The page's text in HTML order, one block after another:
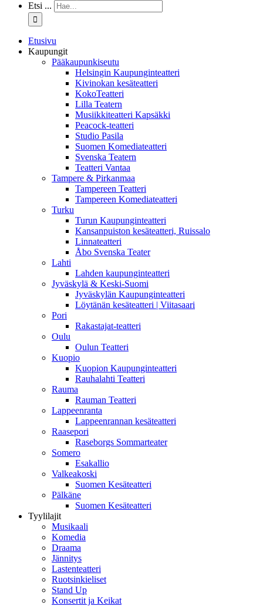
Etsi ...
Etusivu
Kaupungit
Pääkaupunkiseutu
Helsingin Kaupunginteatteri
Kivinokan kesäteatteri
KokoTeatteri
Lilla Teatern
Musiikkiteatteri Kapsäkki
Peacock-teatteri
Studio Pasila
Suomen Komediateatteri
Svenska Teatern
Teatteri Vantaa
Tampere & Pirkanmaa
Tampereen Teatteri
Tampereen Komediateatteri
Turku
Turun Kaupunginteatteri
Kansanpuiston kesäteatteri, Ruissalo
Linnateatteri
Åbo Svenska Teater
Lahti
Lahden kaupunginteatteri
Jyväskylä & Keski-Suomi
Jyväskylän Kaupunginteatteri
Löytänän kesäteatteri | Viitasaari
Pori
Rakastajat-teatteri
Oulu
Oulun Teatteri
Kuopio
Kuopion Kaupunginteatteri
Rauhalahti Teatteri
Rauma
Rauman Teatteri
Lappeenranta
Lappeenrannan kesäteatteri
Raasepori
Raseborgs Sommarteater
Somero
Esakallio
Valkeakoski
Suomen Kesäteatteri
Pälkäne
Suomen Kesäteatteri
Tyylilajit
Musikaali
Komedia
Draama
Jännitys
Lastenteatteri
Ruotsinkieliset
Stand Up
Konsertit ja Keikat